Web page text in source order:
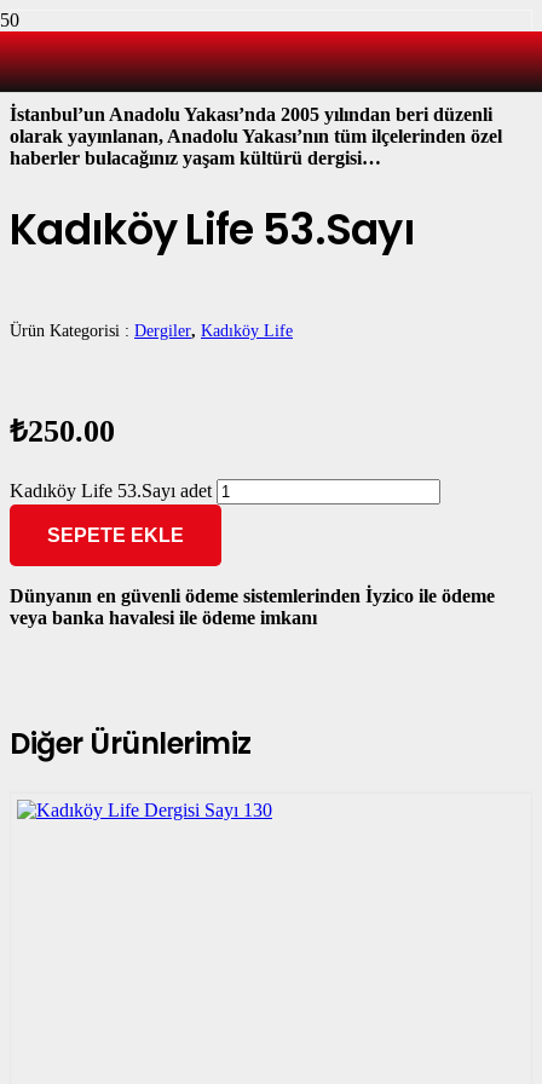
KADIKÖY’Ü YAŞAYANLARIN DERGİSİ
İstanbul’un Anadolu Yakası’nda 2005 yılından beri düzenli
olarak yayınlanan, Anadolu Yakası’nın tüm ilçelerinden özel
haberler bulacağınız yaşam kültürü dergisi…
Kadıköy Life 53.Sayı
Ürün Kategorisi : Dergiler, Kadıköy Life
₺250.00
Kadıköy Life 53.Sayı adet
SEPETE EKLE
Dünyanın en güvenli ödeme sistemlerinden İyzico ile ödeme
veya banka havalesi ile ödeme imkanı
Diğer Ürünlerimiz